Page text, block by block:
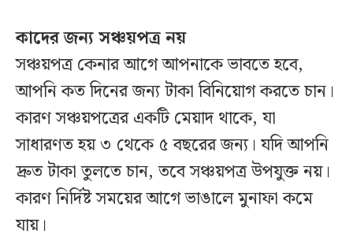
কাদের জন্য সঞ্চয়পত্র নয়
সঞ্চয়পত্র কেনার আগে আপনাকে ভাবতে হবে,
আপনি কত দিনের জন্য টাকা বিনিয়োগ করতে চান।
কারণ সঞ্চয়পত্রের একটি মেয়াদ থাকে, যা
সাধারণত হয় ৩ থেকে ৫ বছরের জন্য। যদি আপনি
দ্রুত টাকা তুলতে চান, তবে সঞ্চয়পত্র উপযুক্ত নয়।
কারণ নির্দিষ্ট সময়ের আগে ভাঙালে মুনাফা কমে
যায়।